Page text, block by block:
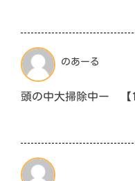
のあーる
頭の中大掃除中ー 【